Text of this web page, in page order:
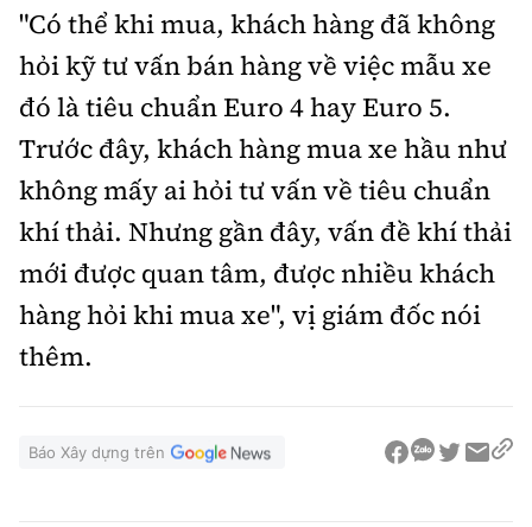
"Có thể khi mua, khách hàng đã không
hỏi kỹ tư vấn bán hàng về việc mẫu xe
đó là tiêu chuẩn Euro 4 hay Euro 5.
Trước đây, khách hàng mua xe hầu như
không mấy ai hỏi tư vấn về tiêu chuẩn
khí thải. Nhưng gần đây, vấn đề khí thải
mới được quan tâm, được nhiều khách
hàng hỏi khi mua xe", vị giám đốc nói
thêm.
Báo Xây dựng trên